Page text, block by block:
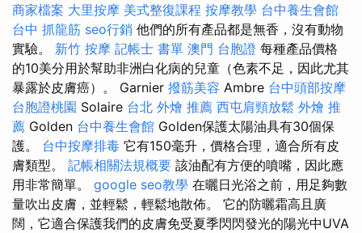
商家檔案 大里按摩 美式整復課程 按摩教學 台中養生會館
台中 抓龍筋 seo行銷 他們的所有產品都是無香，沒有動物
實驗。 新竹 按摩 記帳士 書單 澳門 台胞證 每種產品價格
的10美分用於幫助非洲白化病的兒童（色素不足，因此尤其
暴露於皮膚癌）。 Garnier 撥筋美容 Ambre 台中頭部按摩
台胞證桃園 Solaire 台北 外燴 推薦 西屯肩頸放鬆 外燴 推
薦 Golden 台中養生會館 Golden保護太陽油具有30個保
護。 台中按摩排毒 它有150毫升，價格合理，適合所有皮
膚類型。 記帳相關法規概要 該油配有方便的噴嘴，因此應
用非常簡單。 google seo教學 在曬日光浴之前，用足夠數
量吹出皮膚，並輕鬆，輕鬆地散佈。 它的防曬霜高且廣
闊，它適合保護我們的皮膚免受夏季閃閃發光的陽光中UVA